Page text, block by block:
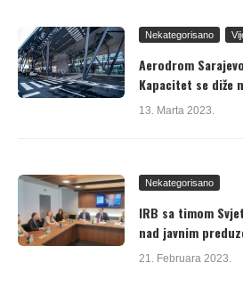
Nekategorisano
Aerodrom
Kapacitet se diže
13. Marta 2023.
Nekategorisano
IRB sa timom
nad javnim
21. Februara 2023.